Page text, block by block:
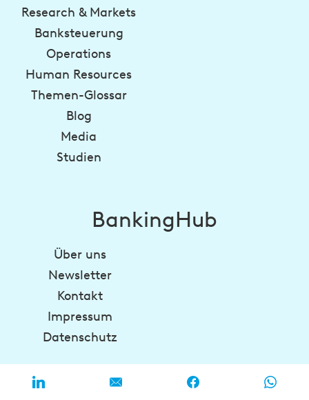
Research & Markets
Banksteuerung
Operations
Human Resources
Themen-Glossar
Blog
Media
Studien
BankingHub
Über uns
Newsletter
Kontakt
Impressum
Datenschutz
regulatory-hub.com